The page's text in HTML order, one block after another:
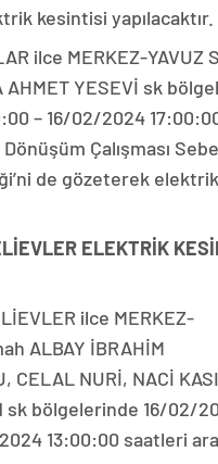
kesintisi yapılacaktır.
ilce MERKEZ-YAVUZ
AHMET YESEVİ sk
– 16/02/2024
Dönüşüm Çalışması
de gözeterek
ELEKTRİK
ilce MERKEZ-
ALBAY İBRAHİM
CELAL NURİ, NACİ
sk bölgelerinde 16/02/
13:00:00 saatleri